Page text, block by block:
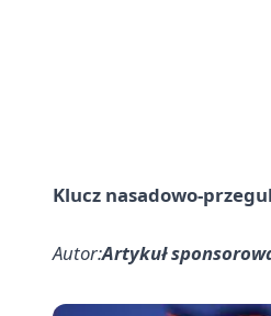
Klucz nasadowo-
Autor:Artykuł